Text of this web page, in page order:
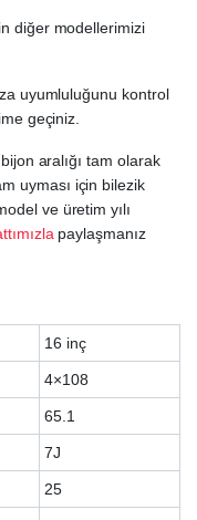
diğer modellerimizi
uyumluluğunu kontrol
geçiniz.
aralığı tam olarak
uyması için bilezik
ve üretim yılı
paylaşmanız
16 inç
4×108
65.1
7J
25